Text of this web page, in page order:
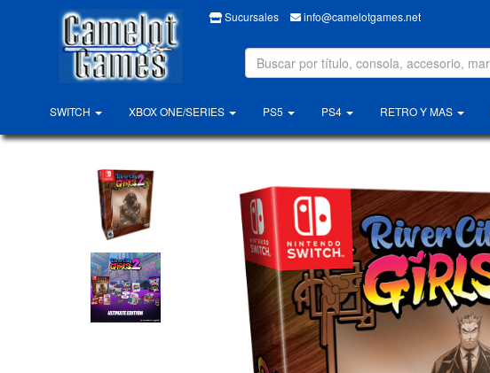
Sucursales info@camelotgames.net
SWITCH XBOX ONE/SERIES PS5 PS4 RETRO Y MAS